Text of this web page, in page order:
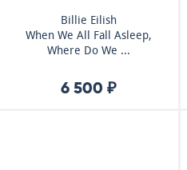
Billie Eilish
When We All Fall Asleep,
Where Do We ...
6 500 ₽